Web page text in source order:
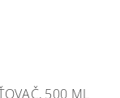
500 ML